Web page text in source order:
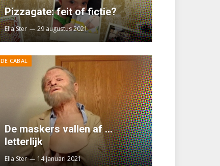
Pizzagate: feit of fictie?
Ella Ster 29 augustus 2021
DE CABAL
De maskers vallen af …
letterlijk
Ella Ster 14 januari 2021